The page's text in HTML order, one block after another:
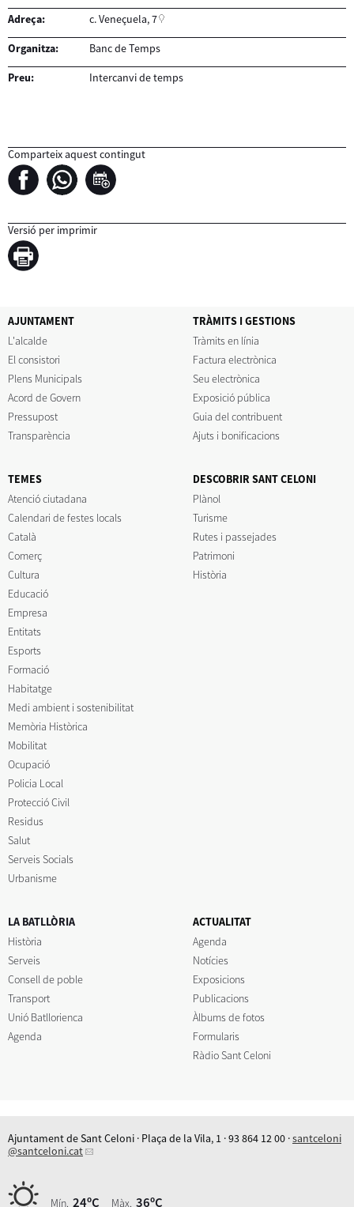
Adreça: c. Veneçuela, 7
Organitza: Banc de Temps
Preu: Intercanvi de temps
Comparteix aquest contingut
Versió per imprimir
AJUNTAMENT
L'alcalde
El consistori
Plens Municipals
Acord de Govern
Pressupost
Transparència
TRÀMITS I GESTIONS
Tràmits en línia
Factura electrònica
Seu electrònica
Exposició pública
Guia del contribuent
Ajuts i bonificacions
TEMES
Atenció ciutadana
Calendari de festes locals
Català
Comerç
Cultura
Educació
Empresa
Entitats
Esports
Formació
Habitatge
Medi ambient i sostenibilitat
Memòria Històrica
Mobilitat
Ocupació
Policia Local
Protecció Civil
Residus
Salut
Serveis Socials
Urbanisme
DESCOBRIR SANT CELONI
Plànol
Turisme
Rutes i passejades
Patrimoni
Història
LA BATLLÒRIA
Història
Serveis
Consell de poble
Transport
Unió Batllorienca
Agenda
ACTUALITAT
Agenda
Notícies
Exposicions
Publicacions
Àlbums de fotos
Formularis
Ràdio Sant Celoni
Ajuntament de Sant Celoni · Plaça de la Vila, 1 · 93 864 12 00 ·santceloni
@santceloni.cat
Mín. 24ºC Màx. 36ºC